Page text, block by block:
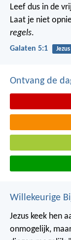
Leef dus in de
Laat je niet
regels.
Galaten 5:1 Jezus
Ontvang de
Willekeurige
Jezus keek hen
onmogelijk,